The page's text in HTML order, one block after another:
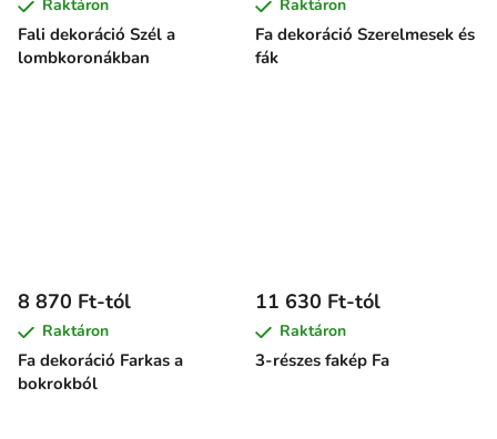
Fali dekoráció Szél a
lombkoronákban
Raktáron
Fa dekoráció Szerelmesek és
fák
Raktáron
Fa dekoráció Farkas a
bokrokból
8 870 Ft-tól
Raktáron
3-részes fakép Fa
11 630 Ft-tól
Raktáron